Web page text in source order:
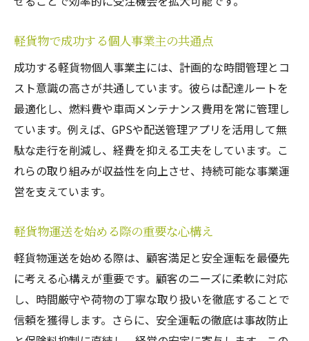
軽貨物で成功する個人事業主の共通点
成功する軽貨物個人事業主には、計画的な時間管理とコ
スト意識の高さが共通しています。彼らは配達ルートを
最適化し、燃料費や車両メンテナンス費用を常に管理し
ています。例えば、GPSや配送管理アプリを活用して無
駄な走行を削減し、経費を抑える工夫をしています。こ
れらの取り組みが収益性を向上させ、持続可能な事業運
営を支えています。
軽貨物運送を始める際の重要な心構え
軽貨物運送を始める際は、顧客満足と安全運転を最優先
に考える心構えが重要です。顧客のニーズに柔軟に対応
し、時間厳守や荷物の丁寧な取り扱いを徹底することで
信頼を獲得します。さらに、安全運転の徹底は事故防止